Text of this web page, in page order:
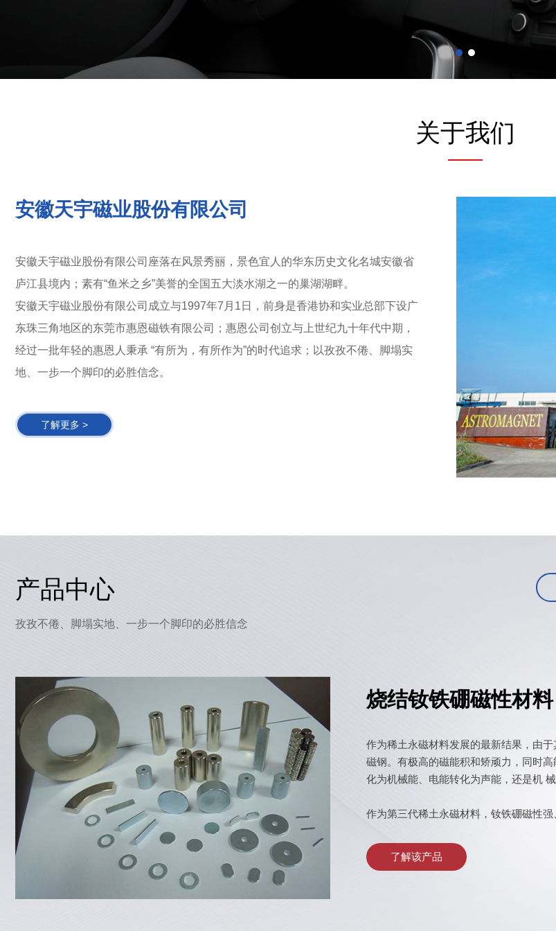
关于我们
安徽天宇磁业股份有限公司
安徽天宇磁业股份有限公司座落在风景秀丽，景色宜人的华东历史文化名城安徽省
庐江县境内；素有“鱼米之乡”美誉的全国五大淡水湖之一的巢湖湖畔。
安徽天宇磁业股份有限公司成立与1997年7月1日，前身是香港协和实业总部下设广
东珠三角地区的东莞市惠恩磁铁有限公司；惠恩公司创立与上世纪九十年代中期，
经过一批年轻的惠恩人秉承 “有所为，有所作为”的时代追求；以孜孜不倦、脚塌实
地、一步一个脚印的必胜信念。
了解更多 >
产品中心
孜孜不倦、脚塌实地、一步一个脚印的必胜信念
烧结钕铁硼磁性材料
作为稀土永磁材料发展的最新结果，由
磁钢。有极高的磁能积和矫顽力，同时
化为机械能、电能转化为声能，还是机
作为第三代稀土永磁材料，钕铁硼磁性
了解该产品